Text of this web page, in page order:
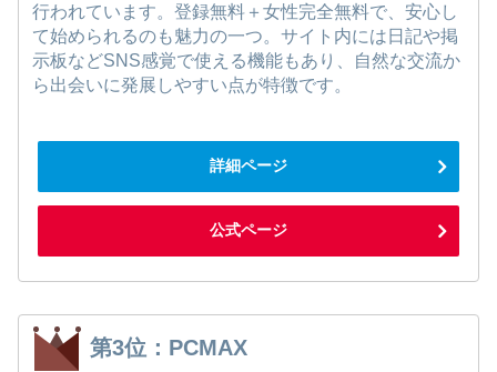
行われています。登録無料＋女性完全無料で、安心し
て始められるのも魅力の一つ。サイト内には日記や掲
示板などSNS感覚で使える機能もあり、自然な交流か
ら出会いに発展しやすい点が特徴です。
詳細ページ
公式ページ
第3位：PCMAX